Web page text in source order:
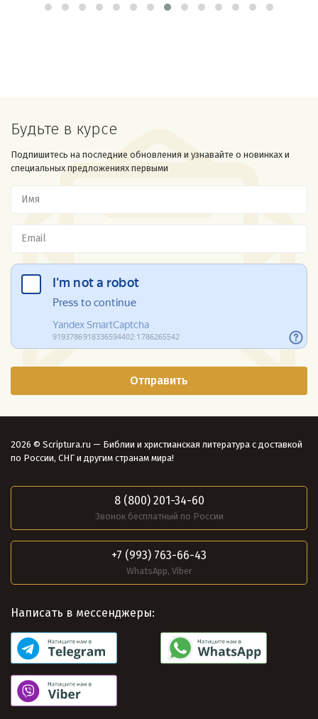
Будьте в курсе
Подпишитесь на последние обновления и узнавайте о новинках и
специальных предложениях первыми
2026 © Scriptura.ru — Библии и христианская литература с доставкой
по России, СНГ и другим странам мира!
8 (800) 201-34-60
Звонок бесплатный по России
+7 (993) 763-66-43
WhatsApp, Viber
Написать в мессенджеры: